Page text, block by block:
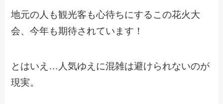
地元の人も観光客も心待ちにするこの花火大
会、今年も期待されています！
とはいえ…人気ゆえに混雑は避けられないのが
現実。